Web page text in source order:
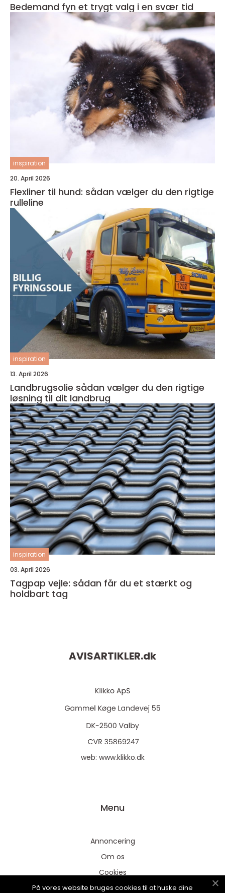
Bedemand fyn et trygt valg i en svær tid
inspiration
20. April 2026
Flexliner til hund: sådan vælger du den rigtige
rulleline
inspiration
13. April 2026
Landbrugsolie sådan vælger du den rigtige
løsning til dit landbrug
inspiration
03. April 2026
Tagpap vejle: sådan får du et stærkt og
holdbart tag
AVISARTIKLER.dk
web: www.klikko.dk
Menu
Annoncering
Om os
Cookies
Kontakt os
På vores website bruges cookies til at huske dine